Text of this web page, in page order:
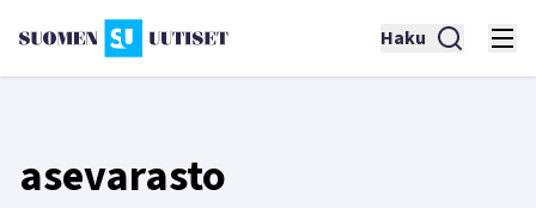
Haku
asevarasto